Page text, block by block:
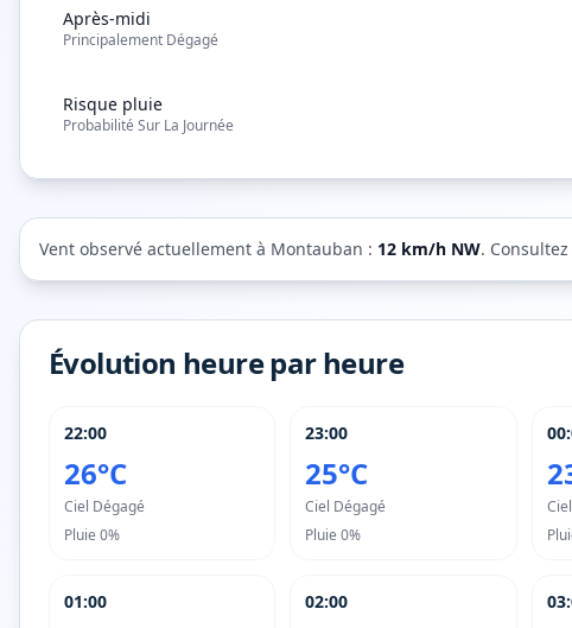
Après-midi
Principalement Dégagé
Risque pluie
Probabilité Sur La Journée
Vent observé actuellement à Montauban : 12 km/h NW.
Évolution heure par heure
22:00
26°C
Ciel Dégagé
Pluie 0%
23:00
25°C
Ciel Dégagé
Pluie0%
01:00 02:00